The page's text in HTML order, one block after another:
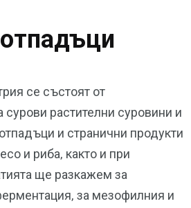
се състоят от
сурови растителни суровини и
и странични продукти
и риба, както и при
ще разкажем за
за мезофилния и